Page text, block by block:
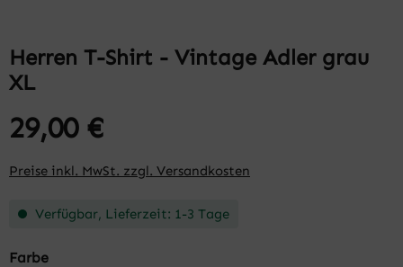
Herren T-Shirt - Vintage Adler grau
XL
29,00 €
Preise inkl. MwSt. zzgl. Versandkosten
Verfügbar, Lieferzeit: 1-3 Tage
Farbeauswählen